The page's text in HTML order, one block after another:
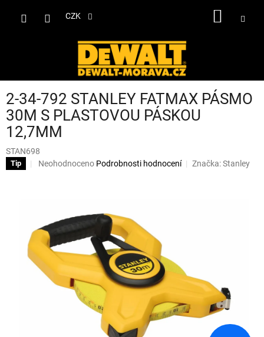
CZK
2-34-792 STANLEY FATMAX PÁSMO
30M S PLASTOVOU PÁSKOU
12,7MM
STAN698
Tip
Průměrné
5
hvězdiček.
Neohodnoceno Podrobnosti hodnocení Značka:Stanley